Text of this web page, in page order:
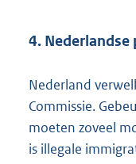
4.
Nederland
Commissie.
moeten zoveel
is illegale